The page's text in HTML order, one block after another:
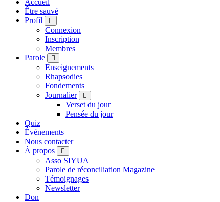
Accueil
Être sauvé
Profil
Connexion
Inscription
Membres
Parole
Enseignements
Rhapsodies
Fondements
Journalier
Verset du jour
Pensée du jour
Quiz
Événements
Nous contacter
À propos
Asso SIYUA
Parole de réconciliation Magazine
Témoignages
Newsletter
Don